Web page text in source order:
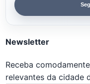
Newsletter
Receba
relevantes da cidade